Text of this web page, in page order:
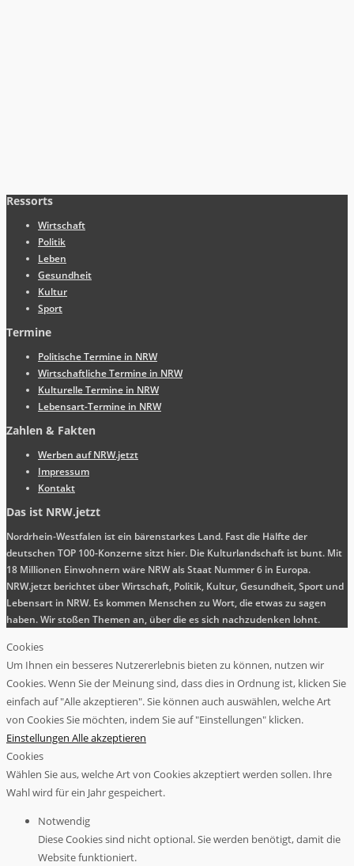
Ressorts
Wirtschaft
Politik
Leben
Gesundheit
Kultur
Sport
Termine
Politische Termine in NRW
Wirtschaftliche Termine in NRW
Kulturelle Termine in NRW
Lebensart-Termine in NRW
Zahlen & Fakten
Werben auf NRW.jetzt
Impressum
Kontakt
Das ist NRW.jetzt
Nordrhein-Westfalen ist ein bärenstarkes Land. Fast die Hälfte der
deutschen TOP 100-Konzerne sitzt hier. Die Kulturlandschaft ist bunt. Mit
18 Millionen Einwohnern wäre NRW als Staat Nummer 6 in Europa.
NRW.jetzt berichtet über Wirtschaft, Politik, Kultur, Gesundheit, Sport und
Lebensart in NRW. Es kommen Menschen zu Wort, die etwas zu sagen
haben. Wir stoßen Themen an, über die es sich nachzudenken lohnt.
Cookies
Um Ihnen ein besseres Nutzererlebnis bieten zu können, nutzen wir
Cookies. Wenn Sie der Meinung sind, dass dies in Ordnung ist, klicken Sie
einfach auf "Alle akzeptieren". Sie können auch auswählen, welche Art
von Cookies Sie möchten, indem Sie auf "Einstellungen" klicken.
Einstellungen Alle akzeptieren
Cookies
Wählen Sie aus, welche Art von Cookies akzeptiert werden sollen. Ihre
Wahl wird für ein Jahr gespeichert.
Notwendig
Diese Cookies sind nicht optional. Sie werden benötigt, damit die
Website funktioniert.